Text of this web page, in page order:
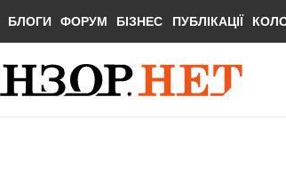
БЛОГИ ФОРУМ БІЗНЕС ПУБЛІКАЦІЇ